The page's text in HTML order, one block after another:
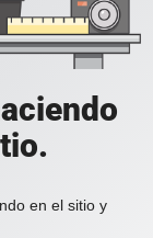
en el sitio y